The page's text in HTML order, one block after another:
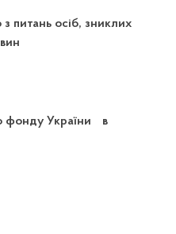
з питань осіб, зниклих
фонду України в